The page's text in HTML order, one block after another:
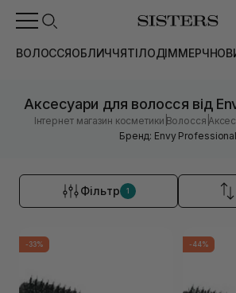
ВОЛОССЯОБЛИЧЧЯТІЛОДІММЕРЧ
Аксесуари для волосся від
Інтернет магазин косметики |Волосся |
Бренд: Envy Professional
Фільтр 1
-33% -44%